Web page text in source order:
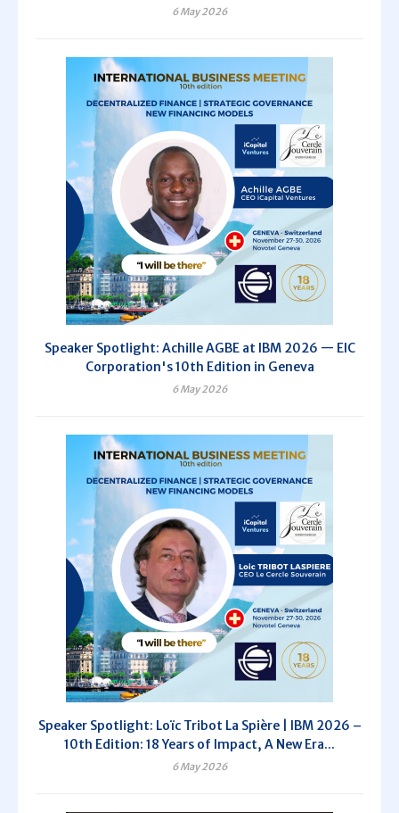
6 May 2026
Speaker Spotlight: Achille AGBE at IBM 2026 — EIC
Corporation's 10th Edition in Geneva
6 May 2026
Speaker Spotlight: Loïc Tribot La Spière | IBM 2026 –
10th Edition: 18 Years of Impact, A New Era...
6 May 2026